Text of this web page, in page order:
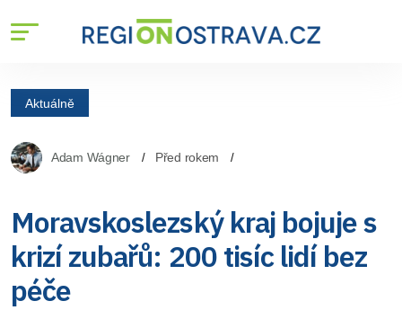
Aktuálně
Adam Wágner Před rokem
Moravskoslezský kraj bojuje s
krizí zubařů: 200 tisíc lidí bez
péče